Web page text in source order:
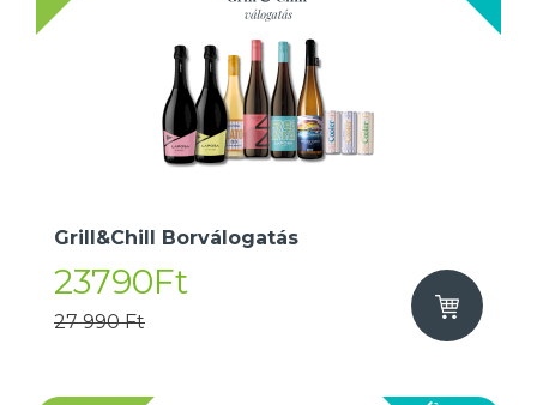
Grill&Chill Borválogatás
23790Ft
27 990 Ft